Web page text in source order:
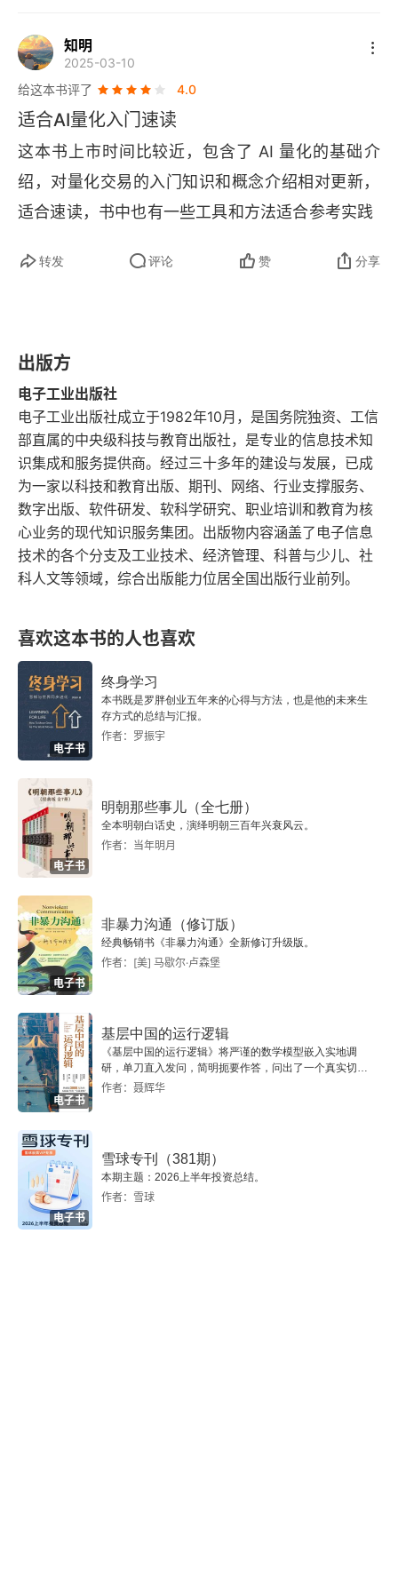
2.2.3 实战案例：桥水公司的全天候量化交易策略
2.2.4 实战案例：个人养老金量化交易策略
2.3 贝塔量化交易策略
2.3.1 贝塔量化交易策略的底层逻辑
2.3.2 贝塔量化交易策略的代表人物及其投资逻辑
2.3.3 实战案例：RSRS择时量化交易策略
2.4.1 阿尔法量化交易策略的底层逻辑
2.4.2 阿尔法量化交易策略的代表人物及其投资逻辑
2.4.3 实战案例：彼得·林奇多因子量化交易策略
2.5 另类量化交易策略
2.5.1 另类量化交易策略的底层逻辑
2.5.3 实战案例：高频交易策略
2.5.4 实战案例：事件驱动量化交易策略
第3章 量化交易策略的逻辑与设计
3.1.1 如何理解量化交易策略中的因子
3.1.2 阿尔法101因子建模示例解读
3.2 逻辑与设计
3.2.1 什么是思维导图
3.2.2 思维导图构建逻辑与设计的要点
3.2.3 止盈止损的常用方法
3.3 凯利公式与仓位计算
3.3.1 什么是凯利公式
3.3.2 凯利公式所引发的思考
3.3.3 凯利公式的仓位计算
知明
2025-03-10
给这本书评了
4.0
适合AI量化入门速读
这本书上市时间比较近，包含了 AI 量化的基础介
绍，对量化交易的入门知识和概念介绍相对更新，
适合速读，书中也有一些工具和方法适合参考实践
转发 评论 赞 分享
出版方
电子工业出版社
电子工业出版社成立于1982年10月，是国务院独资、工信
部直属的中央级科技与教育出版社，是专业的信息技术知
识集成和服务提供商。经过三十多年的建设与发展，已成
为一家以科技和教育出版、期刊、网络、行业支撑服务、
数字出版、软件研发、软科学研究、职业培训和教育为核
心业务的现代知识服务集团。出版物内容涵盖了电子信息
技术的各个分支及工业技术、经济管理、科普与少儿、社
科人文等领域，综合出版能力位居全国出版行业前列。
喜欢这本书的人也喜欢
电子书
终身学习
本书既是罗胖创业五年来的心得与方法，也是他的未来生
存方式的总结与汇报。
作者：罗振宇
电子书
明朝那些事儿（全七册）
全本明朝白话史，演绎明朝三百年兴衰风云。
作者：当年明月
电子书
非暴力沟通（修订版）
经典畅销书《非暴力沟通》全新修订升级版。
作者：[美] 马歇尔·卢森堡
电子书
基层中国的运行逻辑
《基层中国的运行逻辑》将严谨的数学模型嵌入实地调
研，单刀直入发问，简明扼要作答，问出了一个真实切近
的基层中国。
作者：聂辉华
电子书
雪球专刊（381期）
本期主题：2026上半年投资总结。
作者：雪球